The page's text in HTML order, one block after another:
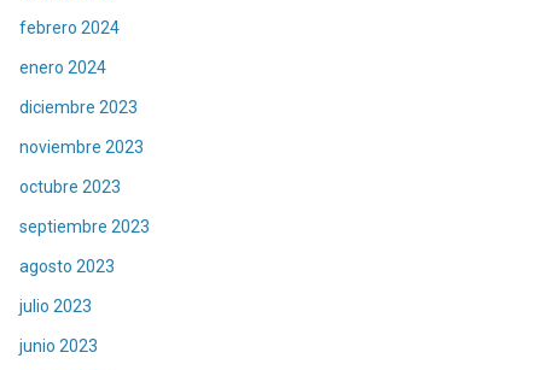
febrero 2024
enero 2024
diciembre 2023
noviembre 2023
octubre 2023
septiembre 2023
agosto 2023
julio 2023
junio 2023